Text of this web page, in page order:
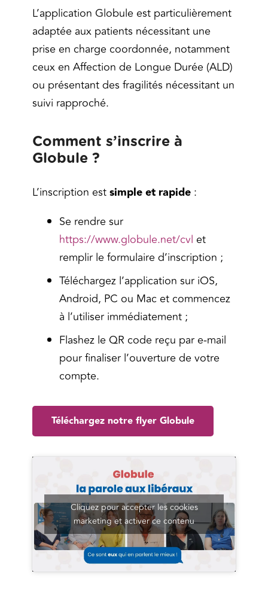
L’application Globule est particulièrement
adaptée aux patients nécessitant une
prise en charge coordonnée, notamment
ceux en Affection de Longue Durée (ALD)
ou présentant des fragilités nécessitant un
suivi rapproché.
Comment s’inscrire à
Globule ?
L’inscription estsimple et rapide :
Se rendre sur
https://www.globule.net/cvl et
remplir le formulaire d’inscription ;
Téléchargez l’application sur iOS,
Android, PC ou Mac et commencez
à l’utiliser immédiatement ;
Flashez le QR code reçu par e-mail
pour finaliser l’ouverture de votre
compte.
Téléchargez notre flyer Globule
Cliquez pour accepter les cookies
marketing et activer ce contenu